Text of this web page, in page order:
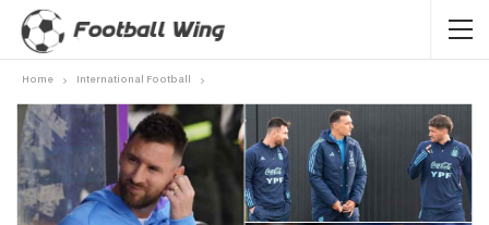
Home International Football